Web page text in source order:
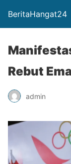
BeritaHangat24
Rebut
admin